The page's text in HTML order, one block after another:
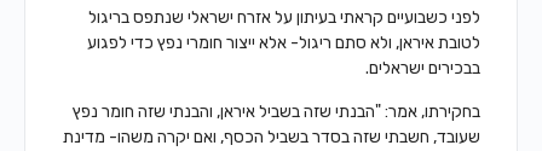
לפני כשבועיים קראתי בעיתון על אזרח ישראלי שנתפס בריגול
לטובת איראן, ולא סתם ריגול- אלא ייצור חומרי נפץ כדי לפגוע
בבכירים ישראלים.
בחקירתו, אמר: "הבנתי שזה בשביל איראן, והבנתי שזה חומר נפץ
שעובד, חשבתי שזה בסדר בשביל הכסף, ואם יקרה משהו- מדינת